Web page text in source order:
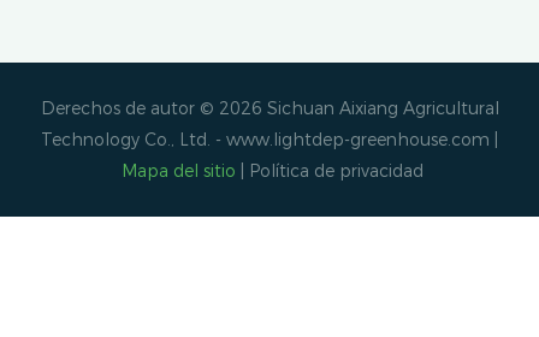
Derechos de autor © 2026 Sichuan Aixiang Agricultural
Technology Co., Ltd. - www.lightdep-greenhouse.com
Mapa del sitio
Política de privacidad